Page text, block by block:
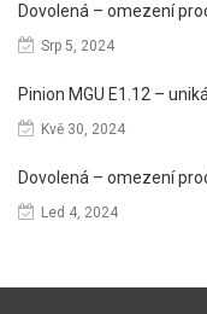
Dovolená – omezení
Srp 5, 2024
Pinion MGU E1.12 –
Kvě 30, 2024
Dovolená – omezení
Led 4, 2024